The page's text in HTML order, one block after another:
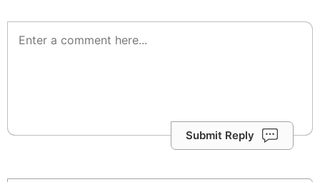
Submit Reply